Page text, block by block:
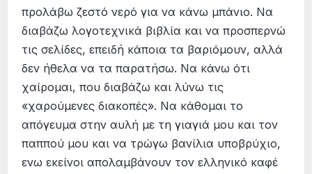
προλάβω ζεστό νερό για να κάνω μπάνιο. Να
διαβάζω λογοτεχνικά βιβλία και να προσπερνώ
τις σελίδες, επειδή κάποια τα βαριόμουν, αλλά
δεν ήθελα να τα παρατήσω. Να κάνω ότι
χαίρομαι, που διαβάζω και λύνω τις
«χαρούμενες διακοπές». Να κάθομαι το
απόγευμα στην αυλή με τη γιαγιά μου και τον
παππού μου και να τρώγω βανίλια υποβρύχιο,
ενω εκείνοι απολαμβάνουν τον ελληνικό καφέ